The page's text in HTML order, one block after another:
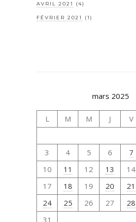
AVRIL 2021 (4)
FÉVRIER 2021 (1)
mars 2025
L M M J V
3
4 5 6 7
10
11 12 13 14
17
18 19 20 21
24
25 26 27 28
31